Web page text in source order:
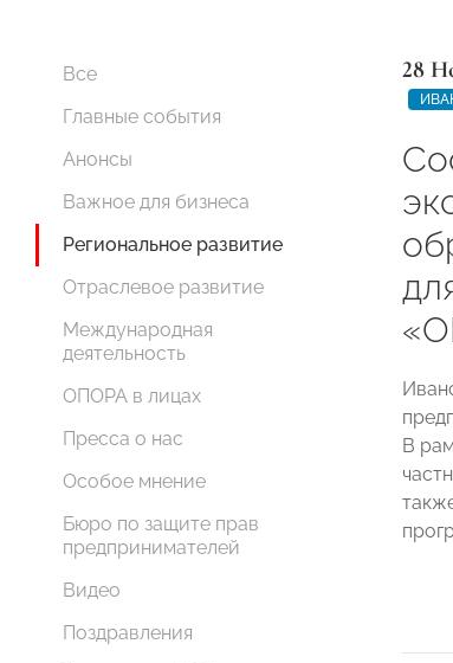
Все
Главные события
Анонсы
Важное для бизнеса
Региональное развитие
Отраслевое развитие
Международная
деятельность
ОПОРА в лицах
Пресса о нас
Особое мнение
Бюро по защите прав
предпринимателей
Видео
Поздравления
28
В